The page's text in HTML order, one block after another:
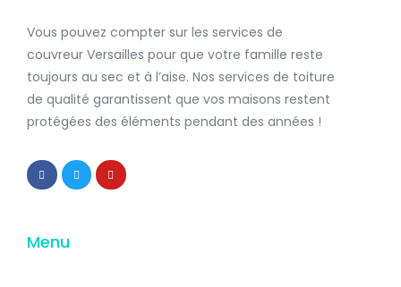
Vous pouvez compter sur les services de
couvreur Versailles pour que votre famille reste
toujours au sec et à l’aise. Nos services de toiture
de qualité garantissent que vos maisons restent
protégées des éléments pendant des années !
Menu